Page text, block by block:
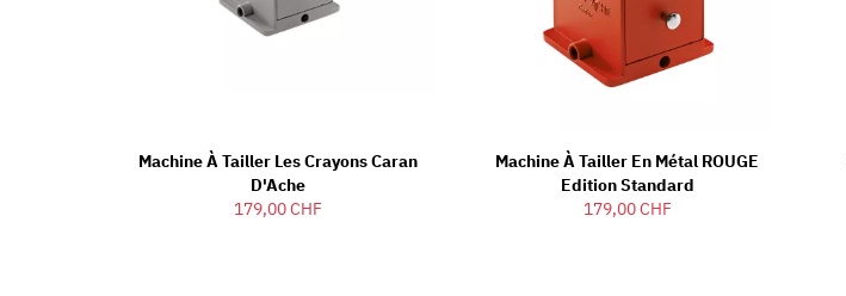
Machine À Tailler Les Crayons Caran
D'Ache
179,00 CHF
Machine À Tailler En Métal ROUGE
Edition Standard
179,00 CHF